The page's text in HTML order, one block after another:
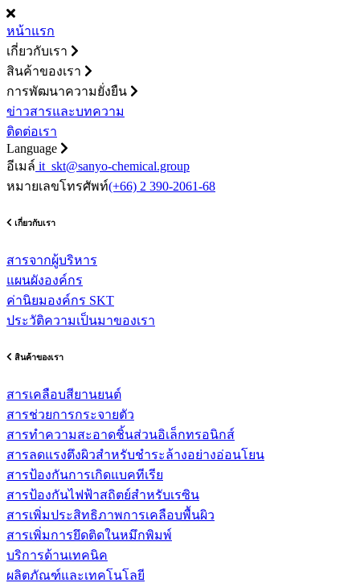
หน้าแรก
เกี่ยวกับเรา
สินค้าของเรา
การพัฒนาความยั่งยืน
ข่าวสารและบทความ
ติดต่อเรา
Language
อีเมล์ it_skt@sanyo-chemical.group
หมายเลขโทรศัพท์(+66) 2 390-2061-68
เกี่ยวกับเรา
สารจากผู้บริหาร
แผนผังองค์กร
ค่านิยมองค์กร SKT
ประวัติความเป็นมาของเรา
สินค้าของเรา
สารเคลือบสียานยนต์
สารช่วยการกระจายตัว
สารทำความสะอาดชิ้นส่วนอิเล็กทรอนิกส์
สารลดแรงตึงผิวสำหรับชำระล้างอย่างอ่อนโยน
สารป้องกันการเกิดแบคทีเรีย
สารป้องกันไฟฟ้าสถิตย์สำหรับเรซิน
สารเพิ่มประสิทธิภาพการเคลือบพื้นผิว
สารเพิ่มการยึดติดในหมึกพิมพ์
บริการด้านเทคนิค
ผลิตภัณฑ์และเทคโนโลยี